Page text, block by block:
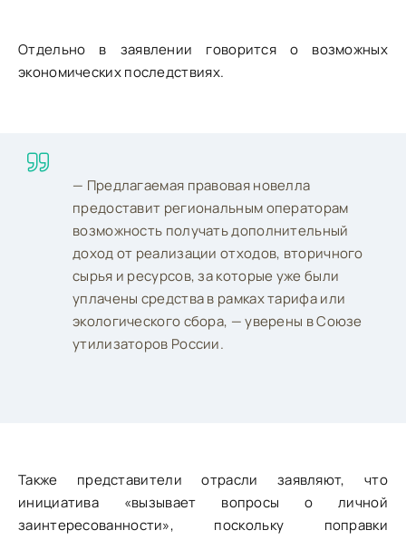
Отдельно в заявлении говорится о возможных
экономических последствиях.
— Предлагаемая правовая новелла
предоставит региональным операторам
возможность получать дополнительный
доход от реализации отходов, вторичного
сырья и ресурсов, за которые уже были
уплачены средства в рамках тарифа или
экологического сбора, — уверены в Союзе
утилизаторов России.
Также представители отрасли заявляют, что
инициатива «вызывает вопросы о личной
заинтересованности», поскольку поправки